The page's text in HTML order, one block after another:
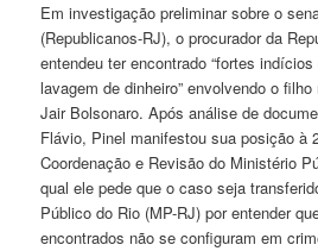
Em investigação preliminar sobre o
(Republicanos-RJ), o procurador da
entendeu ter encontrado “fortes
lavagem de dinheiro” envolvendo o
Jair Bolsonaro. Após análise de
Flávio, Pinel manifestou sua posição à
Coordenação e Revisão do Ministério
qual ele pede que o caso seja
Público do Rio (MP-RJ) por entender
encontrados não se configuram em